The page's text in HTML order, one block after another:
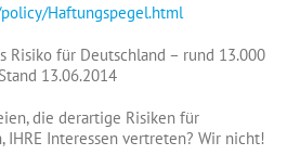
Haftungspegel.html
Risiko für Deutschland – rund 13.000
13.06.2014
die derartige Risiken für
IHRE Interessen vertreten? Wir nicht!